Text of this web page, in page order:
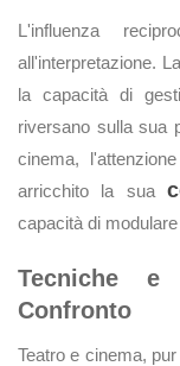
L'influenza
all'interpretazione. La
la capacità di
riversano sulla sua
cinema,
arricchito la sua
capacità di
Tecniche e
Confronto
Teatro e cinema,